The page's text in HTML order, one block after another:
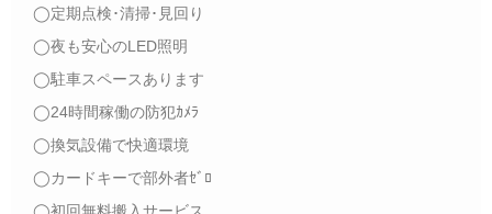
◯定期点検･清掃･見回り
◯夜も安心のLED照明
◯駐車スペースあります
◯24時間稼働の防犯ｶﾒﾗ
◯換気設備で快適環境
◯カードキーで部外者ｾﾞﾛ